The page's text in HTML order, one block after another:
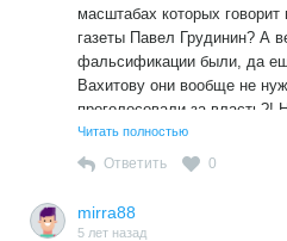
масштабах которых
газеты Павел Грудинин? А
фальсификации были, да
Вахитову они вообще не
проголосовали за
выборов президента НПСР
выборов не признал,
rezultaty-vyborov/6272435 «в
созданной системы
Читать полностью
Ответить 0
mirra88
5 лет назад